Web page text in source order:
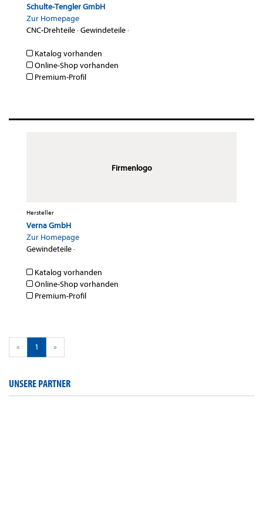
Schulte-Tengler GmbH
Zur Homepage
CNC-Drehteile·Gewindeteile·
Katalog vorhanden
Online-Shop vorhanden
Premium-Profil
Firmenlogo
Hersteller
Verna GmbH
Zur Homepage
Gewindeteile·
Katalog vorhanden
Online-Shop vorhanden
Premium-Profil
« 1 »
UNSERE PARTNER